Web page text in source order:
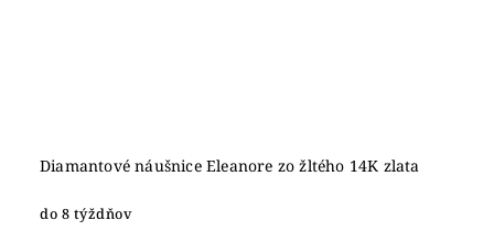
Diamantové náušnice Eleanore zo žltého 14K zlata
do 8 týždňov